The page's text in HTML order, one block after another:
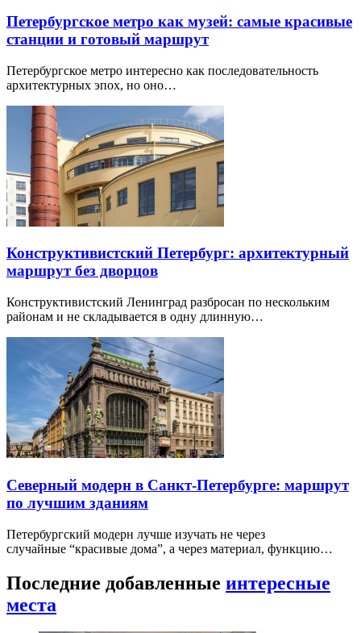
Петербургское метро как музей: самые красивые
станции и готовый маршрут
Петербургское метро интересно как последовательность
архитектурных эпох, но оно…
Конструктивистский Петербург: архитектурный
маршрут без дворцов
Конструктивистский Ленинград разбросан по нескольким
районам и не складывается в одну длинную…
Северный модерн в Санкт-Петербурге: маршрут
по лучшим зданиям
Петербургский модерн лучше изучать не через
случайные “красивые дома”, а через материал, функцию…
Последние добавленные интересные
места